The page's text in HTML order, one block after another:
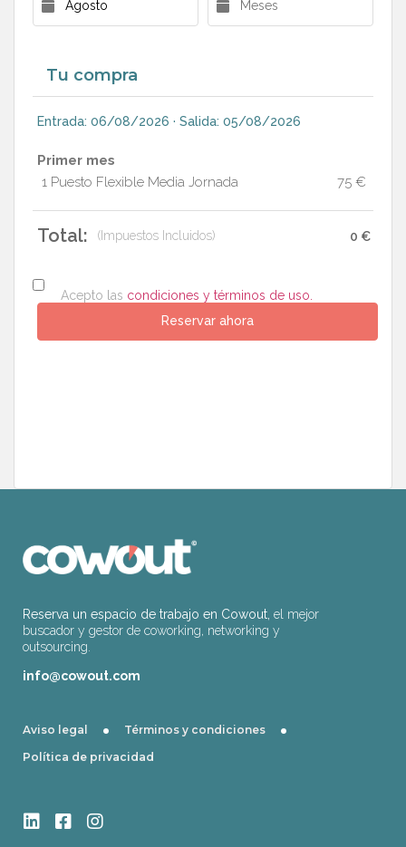
Tu compra
Entrada: 06/08/2026 · Salida: 05/08/2026
Primer mes
1 Puesto Flexible Media Jornada
75 €
Total: (Impuestos Incluidos) 0 €
Acepto las condiciones y términos de uso.
Reserva un espacio de trabajo en Cowout, el mejor
buscador y gestor de coworking, networking y
outsourcing.
info@cowout.com
Aviso legal · Términos y condiciones ·
Política de privacidad